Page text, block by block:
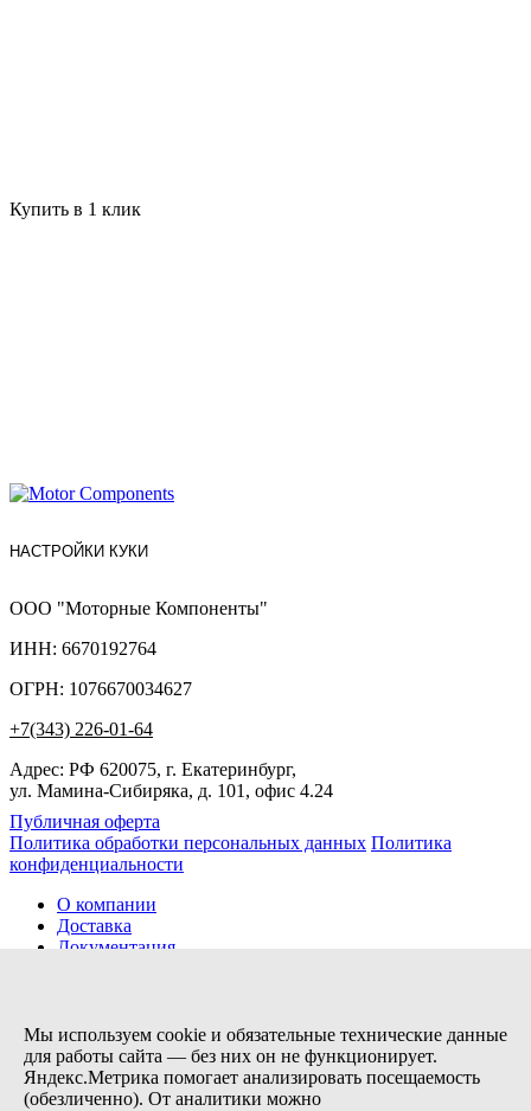
Купить в 1 клик
НАСТРОЙКИ КУКИ
ООО "Моторные Компоненты"
ИНН: 6670192764
ОГРН: 1076670034627
+7(343) 226-01-64
Адрес: РФ 620075, г. Екатеринбург,
ул. Мамина-Сибиряка, д. 101, офис 4.24
Публичная оферта
Политика обработки персональных данных Политика
конфиденциальности
О компании
Доставка
Документация
Контакты
Заказов сегодня / Всего
Мы используем cookie и обязательные технические данные
для работы сайта — без них он не функционирует.
Яндекс.Метрика помогает анализировать посещаемость
(обезличенно). От аналитики можно